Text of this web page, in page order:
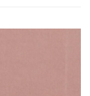
意在和金正恩「搏
棄核武換經濟繁